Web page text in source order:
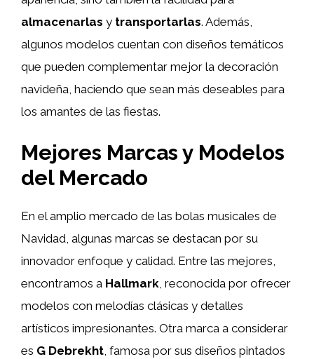
almacenarlas y transportarlas. Además,
algunos modelos cuentan con diseños temáticos
que pueden complementar mejor la decoración
navideña, haciendo que sean más deseables para
los amantes de las fiestas.
Mejores Marcas y Modelos
del Mercado
En el amplio mercado de las bolas musicales de
Navidad, algunas marcas se destacan por su
innovador enfoque y calidad. Entre las mejores,
encontramos a Hallmark, reconocida por ofrecer
modelos con melodías clásicas y detalles
artísticos impresionantes. Otra marca a considerar
es G Debrekht, famosa por sus diseños pintados